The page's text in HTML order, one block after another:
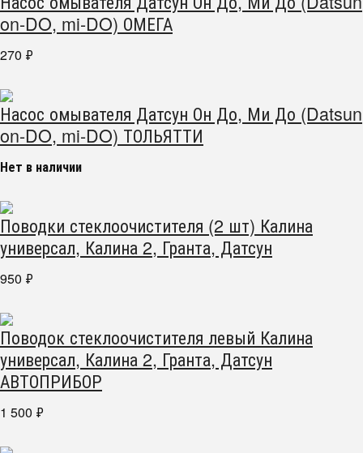
on-DO, mi-DO) ОМЕГА
270 ₽
Насос омывателя Датсун Он До, Ми До (Datsun
on-DO, mi-DO) ТОЛЬЯТТИ
Нет в наличии
Поводки стеклоочистителя (2 шт) Калина
универсал, Калина 2, Гранта, Датсун
950 ₽
Поводок стеклоочистителя левый Калина
универсал, Калина 2, Гранта, Датсун
АВТОПРИБОР
1 500 ₽